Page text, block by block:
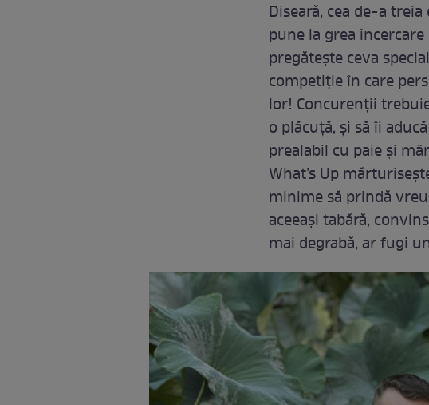
Diseară, cea de-a
pune la grea
pregătește ceva
competiție în care
lor! Concurenții
o plăcuță, și să îi
prealabil cu paie și
What’s Up
minime să prindă
aceeași tabără,
mai degrabă, ar fugi